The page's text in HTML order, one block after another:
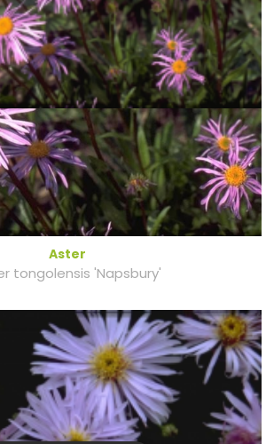
Aster
tongolensis 'Napsbury'